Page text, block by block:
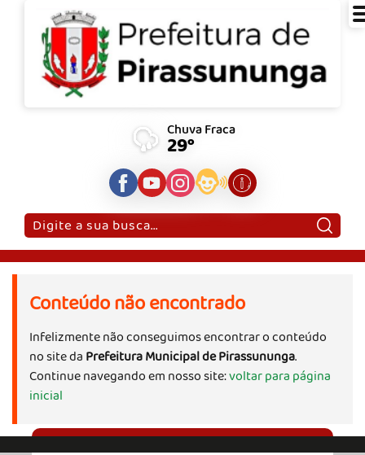
Chuva Fraca
29°
Pesquisar:
Conteúdo não encontrado
Infelizmente não conseguimos encontrar o conteúdo
no site da Prefeitura Municipal de Pirassununga.
Continue navegando em nosso site:voltar para página
inicial